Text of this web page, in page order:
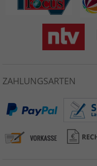
ZAHLUNGSARTEN